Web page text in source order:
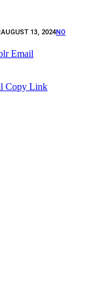
AUGUST 13, 2024NO
Email
Copy Link